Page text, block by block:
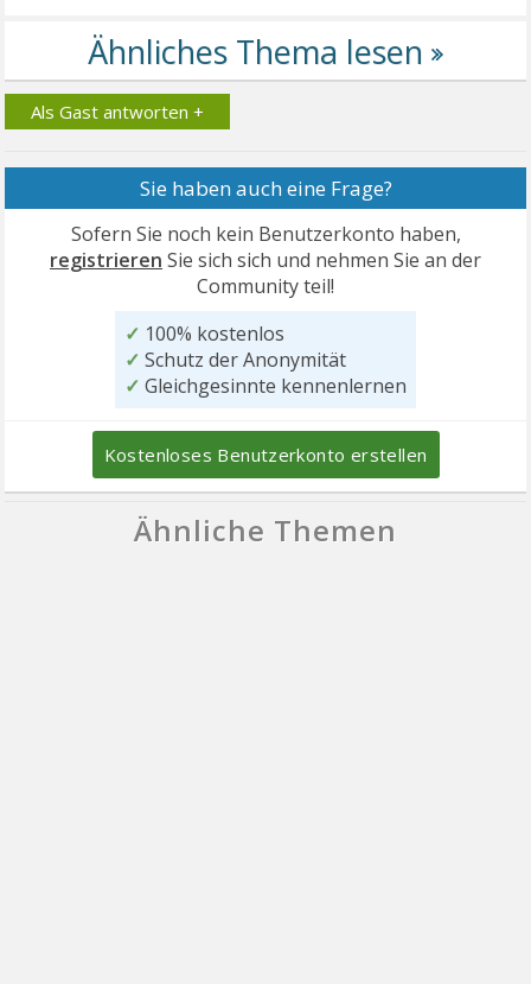
Als Gast antworten +
Sie haben auch eine Frage?
Sofern Sie noch kein Benutzerkonto haben,
registrieren Sie sich sich und nehmen Sie an der
Community teil!
✓ 100% kostenlos
✓ Schutz der Anonymität
✓ Gleichgesinnte kennenlernen
Kostenloses Benutzerkonto erstellen
Ähnliche Themen